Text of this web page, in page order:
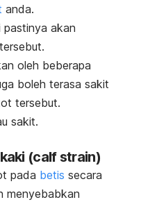
anda.
pastinya akan
oleh beberapa
boleh terasa sakit
tersebut.
sakit.
(calf strain)
pada betis secara
menyebabkan